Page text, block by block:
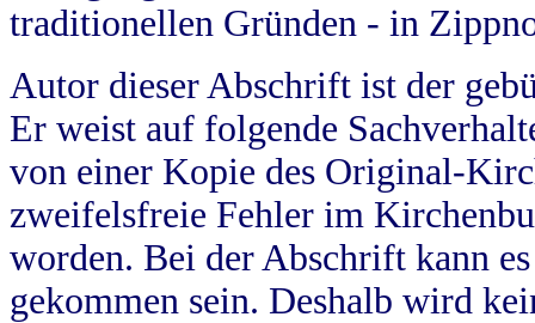
traditionellen Gründen - in
Autor dieser Abschrift ist der
Er weist auf folgende
von einer Kopie des Original-
zweifelsfreie Fehler im
worden. Bei der Abschrift kann
gekommen sein. Deshalb wird